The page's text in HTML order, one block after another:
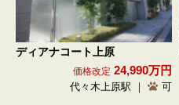
ディアナコート上原
価格改定 24,990万円
代々木上原駅 ｜ 可